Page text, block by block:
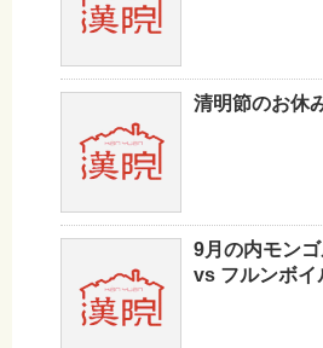
清明節のお休
9月の内モン
vs フルンボイ